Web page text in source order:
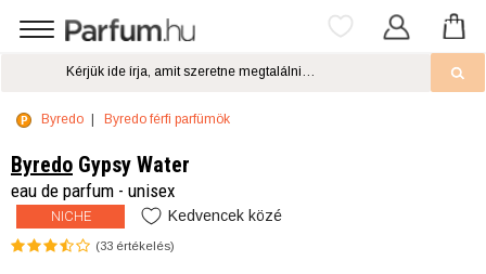
Byredo Byredo férfi parfümök
Byredo Gypsy Water
eau de parfum - unisex
NICHE Kedvencek közé
(33 értékelés)